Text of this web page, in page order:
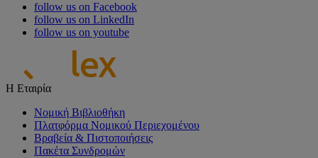
follow us on Facebook
follow us on LinkedIn
follow us on youtube
Η Εταιρία
Νομική Βιβλιοθήκη
Πλατφόρμα Νομικού Περιεχομένου
Βραβεία & Πιστοποιήσεις
Πακέτα Συνδρομών